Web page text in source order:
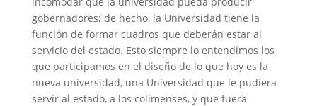
gobernadores; de hecho, la Universidad tiene la
función de formar cuadros que deberán estar al
servicio del estado. Esto siempre lo entendimos los
que participamos en el diseño de lo que hoy es la
nueva universidad, una Universidad que le pudiera
servir al estado, a los colimenses, y que fuera